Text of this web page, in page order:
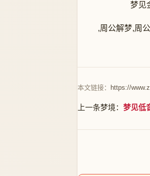
梦见金
,周公解梦,周
本文链接： https://
上一条梦境： 梦见低